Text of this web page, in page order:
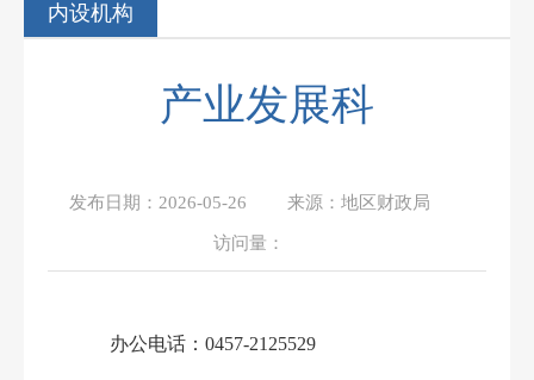
内设机构
产业发展科
发布日期： 2026-05-26 来源： 地区财政局
访问量： 562
办公电话： 0457-2125529